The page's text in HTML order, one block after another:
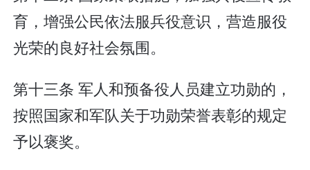
育，增强公民依法服兵役意识，营造服役
光荣的良好社会氛围。
第十三条 军人和预备役人员建立功勋的，
按照国家和军队关于功勋荣誉表彰的规定
予以褒奖。